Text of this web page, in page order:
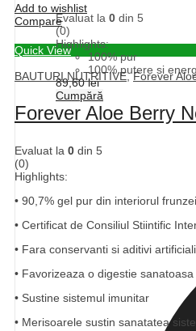
Evaluat la 0 din 5
(0)
Highlights:
100% pur
100% putere si
89,60lei
Cumpără
Add to wishlist
Compare
Quick View
BAUTURI NUTRITIVE,Forever
Forever Aloe Berry
Evaluat la 0 din 5
(0)
Highlights:
• 90,7% gel pur din interiorul
• Certificat de Consiliul Stiintific
• Fara conservanti si aditivi artificiali
• Favorizeaza o digestie sanatoasa
• Sustine sistemul imunitar
• Merisoarele sustin sanatatea